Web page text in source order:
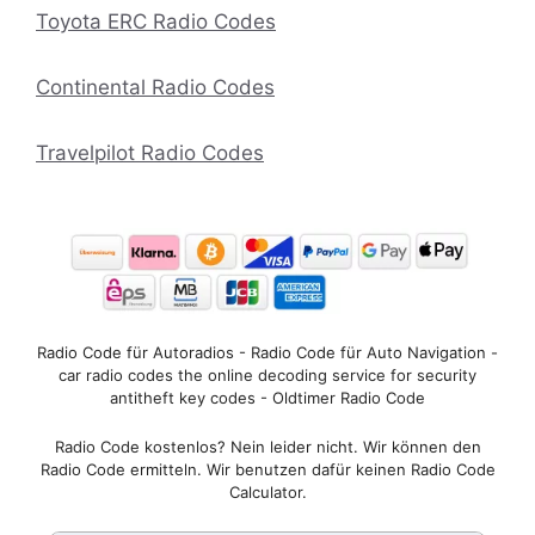
Toyota ERC Radio Codes
Continental Radio Codes
Travelpilot Radio Codes
Radio Code für Autoradios - Radio Code für Auto Navigation -
car radio codes the online decoding service for security
antitheft key codes - Oldtimer Radio Code
Radio Code kostenlos? Nein leider nicht. Wir können den
Radio Code ermitteln. Wir benutzen dafür keinen Radio Code
Calculator.